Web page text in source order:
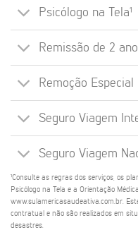
Psicólogo na Tela¹
Remissão de 2
Remoção Especial
Seguro Viagem
Seguro Viagem
¹Consulte as regras dos serviços, os
Psicólogo na Tela e a Orientação
www.sulamericasaudeativa.com.br.
contratual e não são realizados em
desastres.